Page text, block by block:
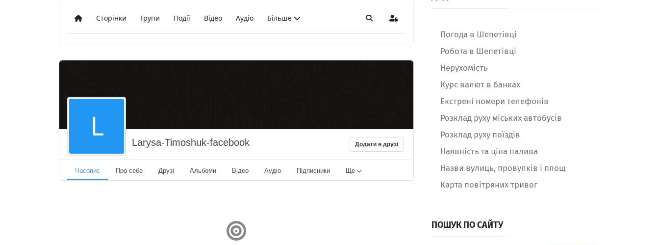
ДодомуСторінки Групи Події Відео Аудіо Більше Пошук Sign In
Larysa-Timoshuk-facebook Додати в друзі
Часопис Про себе Друзі Альбоми Відео Аудіо Підписники Ще
Погода в Шепетівці
Робота в Шепетівці
Нерухомість
Курс валют в банках
Екстрені номери телефонів
Розклад руху міських автобусів
Розклад руху поїздів
Наявність та ціна палива
Назви вулиць, провулків і площ
Карта повітряних тривог
ПОШУК ПО САЙТУ